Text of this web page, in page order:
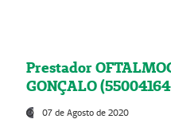
Prestador
GONÇALO
07 de Agosto de 2020